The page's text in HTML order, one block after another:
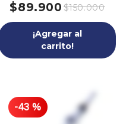
$89.900 $150.000
¡Agregar al
carrito!
-43 %